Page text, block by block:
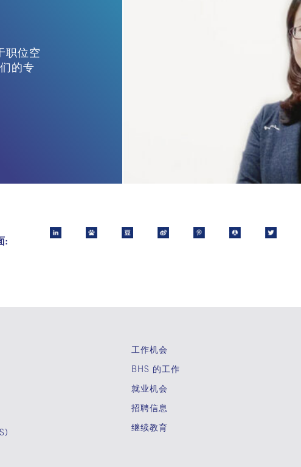
职位空
的专
:
工作机会
BHS 的工作
就业机会
招聘信息
继续教育